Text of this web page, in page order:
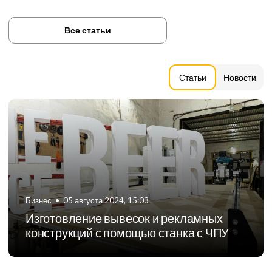
Статьи Новости
Все статьи
Бизнес • 05 августа 2024, 15:03
Изготовление вывесок и рекламных
конструкций с помощью станка с ЧПУ